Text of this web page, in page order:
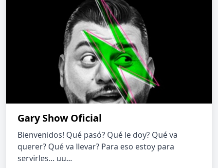
Gary Show Oficial
Bienvenidos! Qué pasó? Qué le doy? Qué va
querer? Qué va llevar? Para eso estoy para
servirles... uu...